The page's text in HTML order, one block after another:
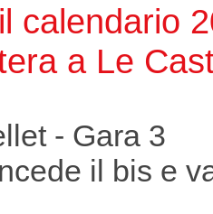
calendario
a Le
- Gara 3
il bis e